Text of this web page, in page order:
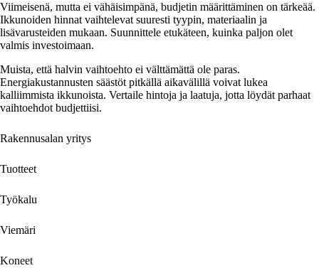
Viimeisenä, mutta ei vähäisimpänä, budjetin määrittäminen on tärkeää.
Ikkunoiden hinnat vaihtelevat suuresti tyypin, materiaalin ja
lisävarusteiden mukaan. Suunnittele etukäteen, kuinka paljon olet
valmis investoimaan.
Muista, että halvin vaihtoehto ei välttämättä ole paras.
Energiakustannusten säästöt pitkällä aikavälillä voivat lukea
kalliimmista ikkunoista. Vertaile hintoja ja laatuja, jotta löydät parhaat
vaihtoehdot budjettiisi.
Rakennusalan yritys
Tuotteet
Työkalu
Viemäri
Koneet